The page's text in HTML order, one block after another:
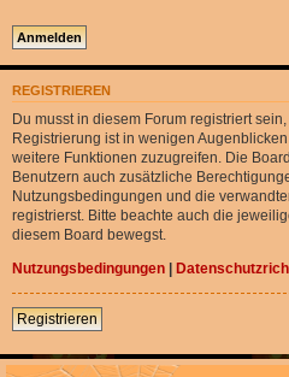
REGISTRIEREN
Du musst in diesem Forum registriert
Registrierung ist in wenigen
weitere Funktionen zuzugreifen. Die
Benutzern auch zusätzliche
Nutzungsbedingungen und die
registrierst. Bitte beachte auch die
diesem Board bewegst.
Nutzungsbedingungen |
Registrieren